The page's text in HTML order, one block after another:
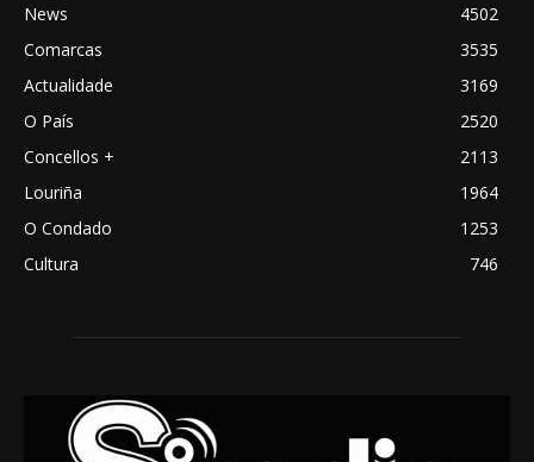
News
4502
Comarcas
3535
Actualidade
3169
O País
2520
Concellos +
2113
Louriña
1964
O Condado
1253
Cultura
746